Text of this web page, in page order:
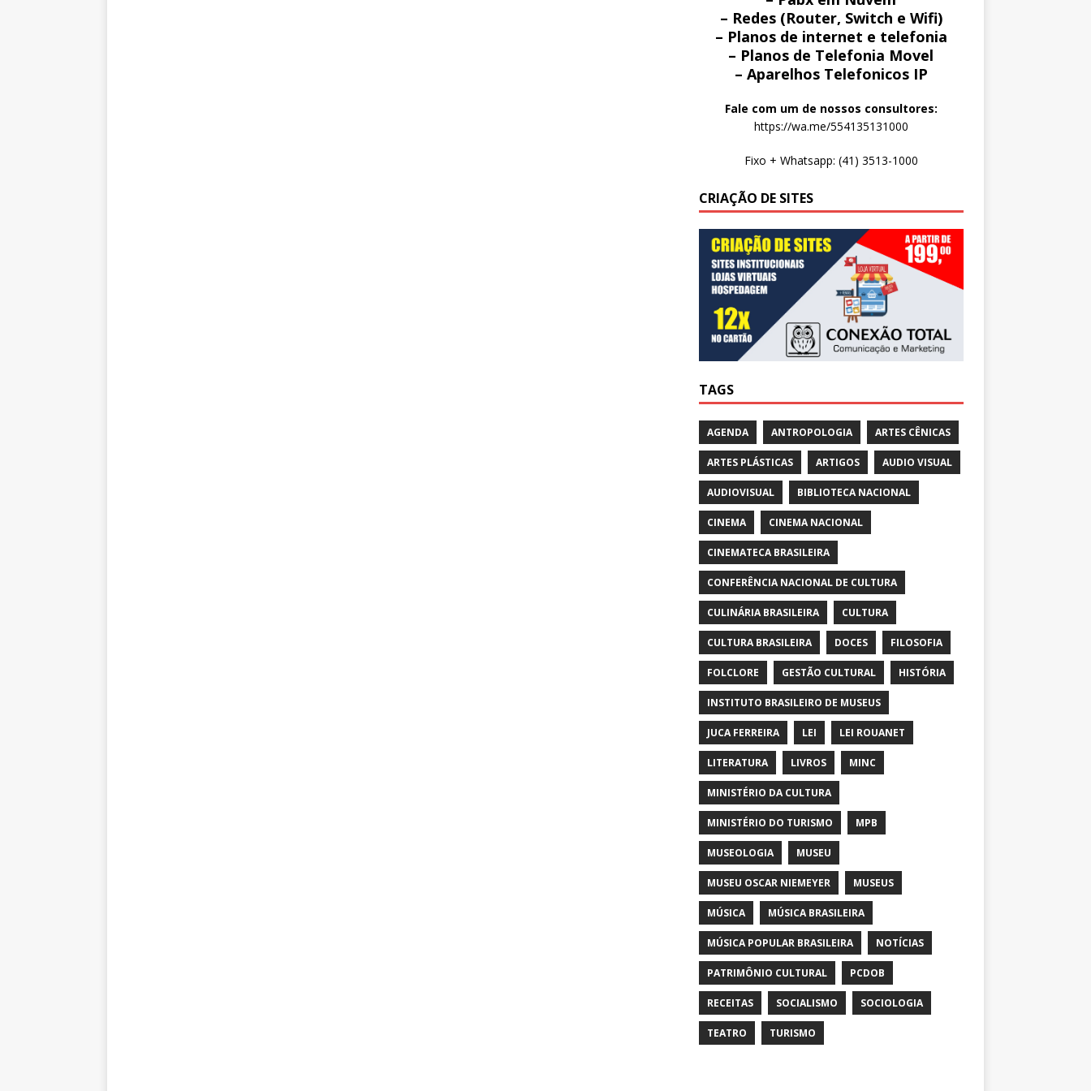
– Redes (Router, Switch e Wifi)
– Planos de internet e telefonia
– Planos de Telefonia Movel
– Aparelhos Telefonicos IP
Fale com um de nossos consultores:
https://wa.me/554135131000
Fixo + Whatsapp: (41) 3513-1000
CRIAÇÃO DE SITES
TAGS
AGENDA ANTROPOLOGIA ARTES CÊNICAS
ARTES PLÁSTICAS ARTIGOS AUDIO VISUAL
AUDIOVISUAL BIBLIOTECA NACIONAL
CINEMA CINEMA NACIONAL
CINEMATECA BRASILEIRA
CONFERÊNCIA NACIONAL DE CULTURA
CULINÁRIA BRASILEIRA CULTURA
CULTURA BRASILEIRA DOCES FILOSOFIA
FOLCLORE GESTÃO CULTURAL HISTÓRIA
INSTITUTO BRASILEIRO DE MUSEUS
JUCA FERREIRA LEI LEI ROUANET
LITERATURA LIVROS MINC
MINISTÉRIO DA CULTURA
MINISTÉRIO DO TURISMO MPB
MUSEOLOGIA MUSEU
MUSEU OSCAR NIEMEYER MUSEUS
MÚSICA MÚSICA BRASILEIRA
MÚSICA POPULAR BRASILEIRA NOTÍCIAS
PATRIMÔNIO CULTURAL PCDOB
RECEITAS SOCIALISMO SOCIOLOGIA
TEATRO TURISMO